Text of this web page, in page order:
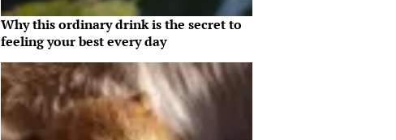
Why this ordinary drink is the secret to
feeling your best every day